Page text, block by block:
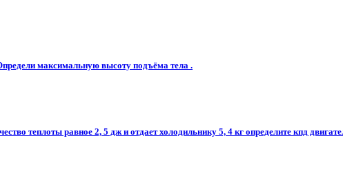
максимальную высоту подъёма тела .
теплоты равное 2, 5 дж и отдает холодильнику 5, 4 кг определите кпд